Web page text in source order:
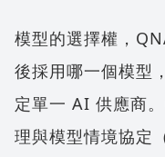
模型的選擇權，
後採用哪一個模型
定單一 AI 供應商
理與模型情境協定